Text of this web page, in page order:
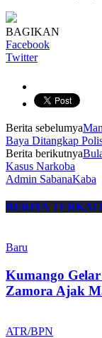
BAGIKAN
Facebook
Twitter
Berita sebelumya
Baya Ditangkap
Berita berikutnya
Kasus Narkoba
Admin SabanaKaba
BERITA
Baru
Kumango
Zamora Ajak
ATR/BPN